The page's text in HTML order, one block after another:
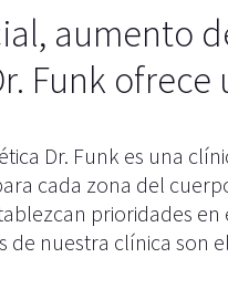
aumento
Funk
Dr. Funk es una
cada zona del
prioridades en
de nuestra clínica son